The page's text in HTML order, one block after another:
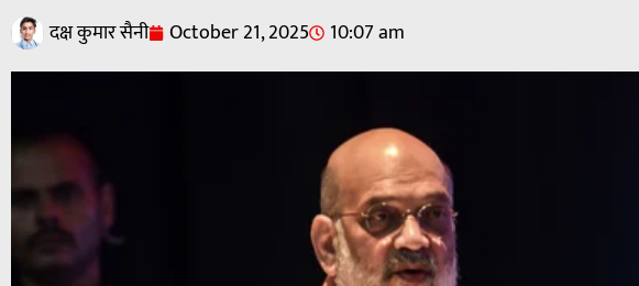
दक्ष कुमार सैनी October 21, 2025 10:07 am